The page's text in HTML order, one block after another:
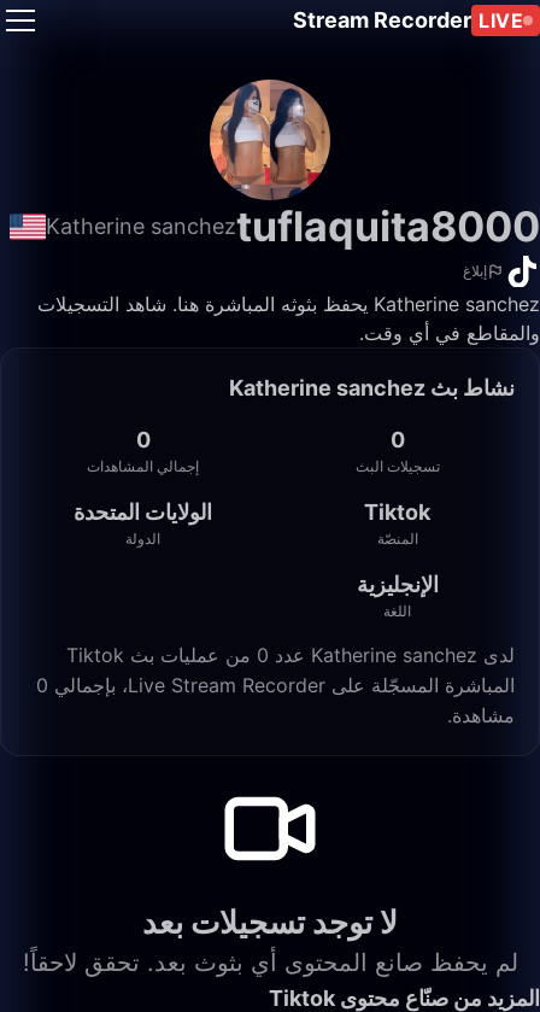
LIVE
Stream Recorder
tuflaquita8000
Katherine sanchez
إبلاغ
Katherine sanchez يحفظ بثوثه المباشرة هنا. شاهد التسجيلات
والمقاطع في أي وقت.
نشاط بث Katherine sanchez
0
تسجيلات البث
0
إجمالي المشاهدات
Tiktok
المنصّة
الولايات المتحدة
الدولة
الإنجليزية
اللغة
لدى Katherine sanchez عدد 0 من عمليات بث Tiktok
المباشرة المسجّلة على Live Stream Recorder، بإجمالي 0
مشاهدة.
لا توجد تسجيلات بعد
لم يحفظ صانع المحتوى أي بثوث بعد. تحقق لاحقاً!
المزيد من صنّاع محتوى Tiktok